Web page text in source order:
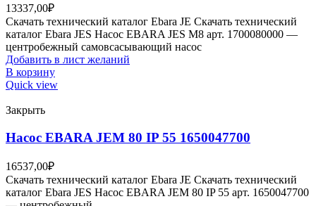
13337,00₽
Скачать технический каталог Ebara JE Скачать технический
каталог Ebara JES Насос EBARA JES M8 арт. 1700080000 —
центробежный самовсасывающий насос
Добавить в лист желаний
В корзину
Quick view
Закрыть
Насос EBARA JEM 80 IP 55 1650047700
16537,00₽
Скачать технический каталог Ebara JE Скачать технический
каталог Ebara JES Насос EBARA JEM 80 IP 55 арт. 1650047700